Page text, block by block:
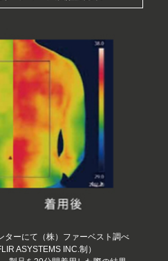
ーにて（株）ファーベスト調べ
ASYSTEMS INC.制）